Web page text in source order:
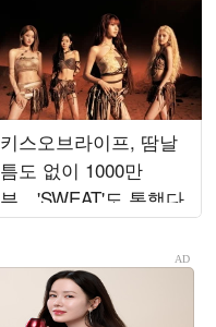
키스오브라이프, 땀날
틈도 없이 1000만
뷰…'SWEAT'도 통했다